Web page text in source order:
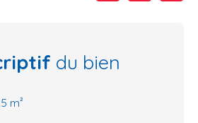
du bien
m²